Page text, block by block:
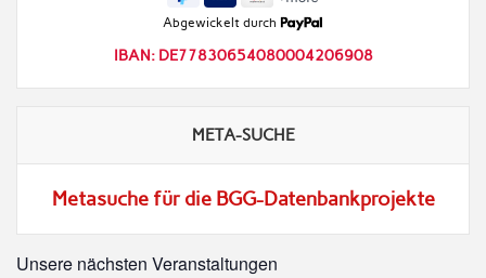
Abgewickelt durch
IBAN: DE77830654080004206908
META-SUCHE
Metasuche für die BGG-Datenbankprojekte
Unsere nächsten Veranstaltungen